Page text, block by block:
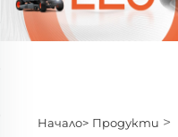
Начало> Продукти >